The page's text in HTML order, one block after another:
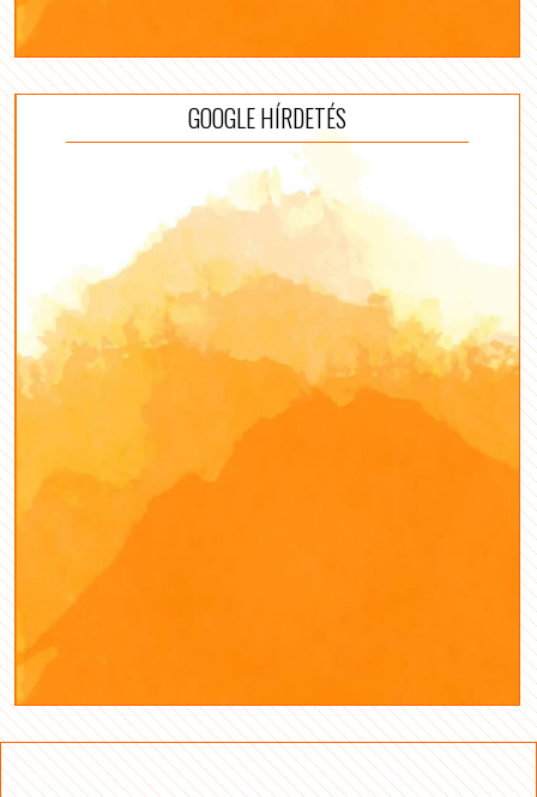
GOOGLE HÍRDETÉS